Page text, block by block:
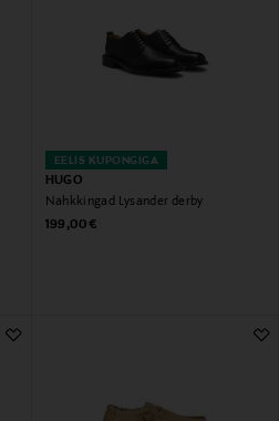
EELIS KUPONGIGA
HUGO
Nahkkingad Lysander derby
Original Price
199,00 €